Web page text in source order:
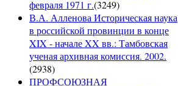
февраля 1971 г.(3249)
В.А. Алленова Историческая наука
в российской провинции в конце
XIX - начале XX вв.: Тамбовская
ученая архивная комиссия. 2002.
(2938)
ПРОФСОЮЗНАЯ